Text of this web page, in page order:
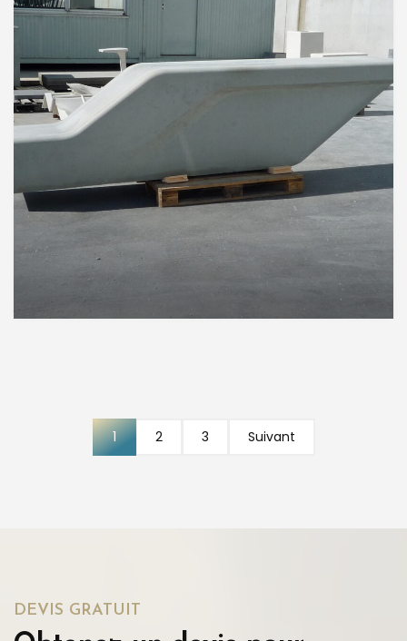
1 2 3 Suivant
DEVIS GRATUIT